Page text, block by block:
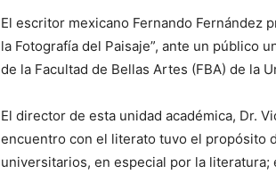
El escritor mexicano Fernando Fernández
la Fotografía del Paisaje”, ante un público
de la Facultad de Bellas Artes (FBA) de la
El director de esta unidad académica, Dr.
encuentro con el literato tuvo el propósito
universitarios, en especial por la